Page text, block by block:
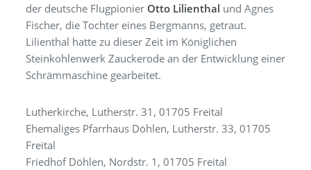
der deutsche Flugpionier Otto Lilienthal und Agnes
Fischer, die Tochter eines Bergmanns, getraut.
Lilienthal hatte zu dieser Zeit im Königlichen
Steinkohlenwerk Zauckerode an der Entwicklung einer
Schrämmaschine gearbeitet.
Lutherkirche, Lutherstr. 31, 01705 Freital
Ehemaliges Pfarrhaus Döhlen, Lutherstr. 33, 01705
Freital
Friedhof Döhlen, Nordstr. 1, 01705 Freital